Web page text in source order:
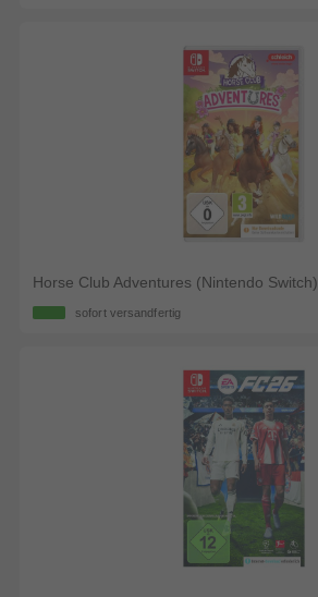
Horse Club Adventures (Nintendo Switch)
sofort versandfertig